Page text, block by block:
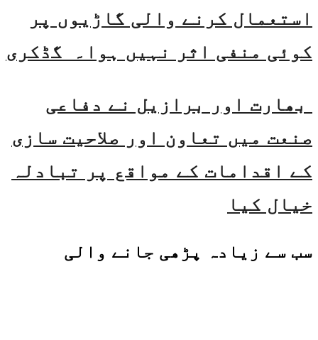
استعمال کرنے والی گاڑیوں پر
کوئی منفی اثر نہیں ہوا۔ گڈکری
بھارت اور برازیل نے دفاعی
صنعت میں تعاون اور صلاحیت سازی
کے اقدامات کے مواقع پر تبادلہ
خیال کیا
سب سے زیادہ پڑھی جانے والی